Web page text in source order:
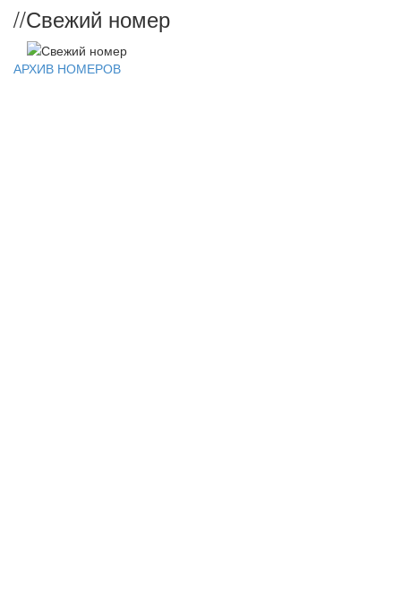
//Свежий номер
АРХИВ НОМЕРОВ